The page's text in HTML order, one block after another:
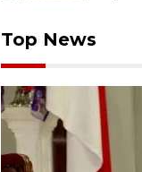
Top News